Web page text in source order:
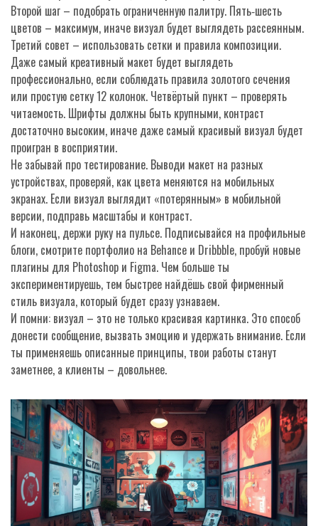
Второй шаг – подобрать ограниченную палитру. Пять‑шесть
цветов – максимум, иначе визуал будет выглядеть рассеянным.
Третий совет – использовать сетки и правила композиции.
Даже самый креативный макет будет выглядеть
профессионально, если соблюдать правила золотого сечения
или простую сетку 12 колонок. Четвёртый пункт – проверять
читаемость. Шрифты должны быть крупными, контраст
достаточно высоким, иначе даже самый красивый визуал будет
проигран в восприятии.
Не забывай про тестирование. Выводи макет на разных
устройствах, проверяй, как цвета меняются на мобильных
экранах. Если визуал выглядит «потерянным» в мобильной
версии, подправь масштабы и контраст.
И наконец, держи руку на пульсе. Подписывайся на профильные
блоги, смотрите портфолио на Behance и Dribbble, пробуй новые
плагины для Photoshop и Figma. Чем больше ты
экспериментируешь, тем быстрее найдёшь свой фирменный
стиль визуала, который будет сразу узнаваем.
И помни: визуал – это не только красивая картинка. Это способ
донести сообщение, вызвать эмоцию и удержать внимание. Если
ты применяешь описанные принципы, твои работы станут
заметнее, а клиенты – довольнее.